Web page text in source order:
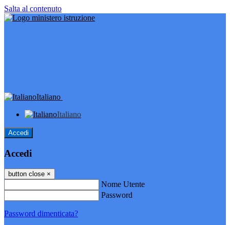
Salta al contenuto
Italiano
Italiano
Accedi
Accedi
button close ×
Nome Utente
Password
Password dimenticata?